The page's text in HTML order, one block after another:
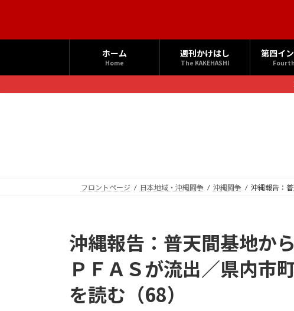
へ
ス
ョ
ン
ホーム
Home
週刊かけはし
The KAKEHASHI
第四イ
フロントページ 日本地域・沖縄闘争 沖縄闘争 沖縄報告：
沖縄報告：普天間基地か
ＰＦＡＳが流出／県内市
を読む（68）